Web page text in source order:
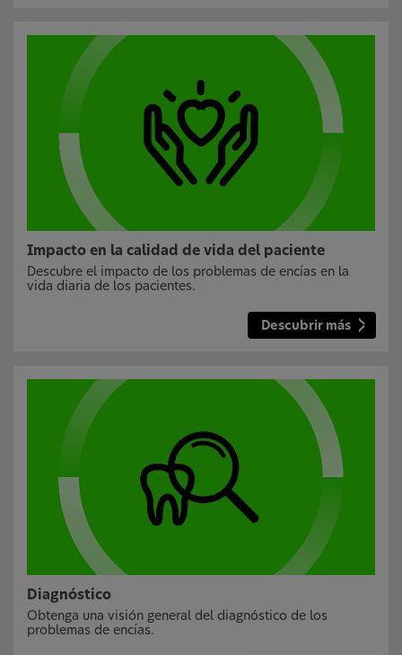
Impacto en la calidad de vida del paciente
Descubre el impacto de los problemas de encías en la
vida diaria de los pacientes.
Descubrir más
Diagnóstico
Obtenga una visión general del diagnóstico de los
problemas de encías.